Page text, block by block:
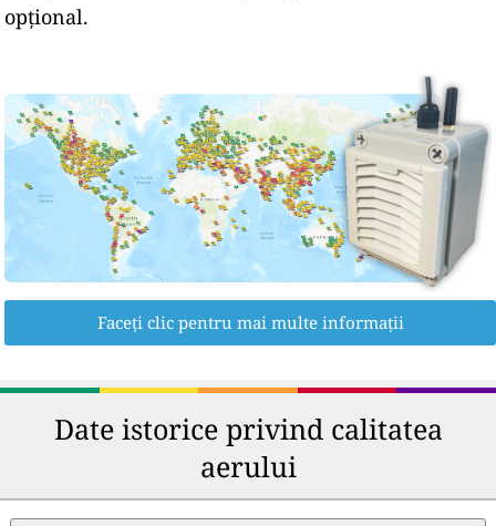
opțional.
Faceți clic pentru mai multe informații
Date istorice privind calitatea
aerului